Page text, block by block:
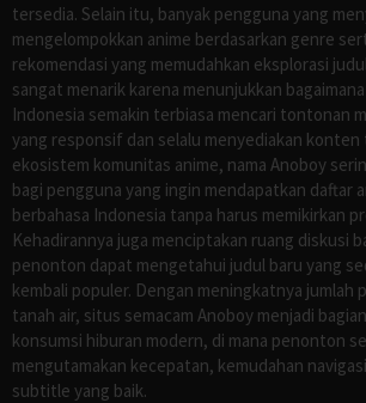
tersedia. Selain itu, banyak pengguna yang
mengelompokkan anime berdasarkan genre
rekomendasi yang memudahkan eksplorasi
sangat menarik karena menunjukkan
Indonesia semakin terbiasa mencari tontonan
yang responsif dan selalu menyediakan konten
ekosistem komunitas anime, nama Anoboy
bagi pengguna yang ingin mendapatkan daftar
berbahasa Indonesia tanpa harus memikirkan
Kehadirannya juga menciptakan ruang diskusi
penonton dapat mengetahui judul baru yang
kembali populer. Dengan meningkatnya jumlah
tanah air, situs semacam Anoboy menjadi
konsumsi hiburan modern, di mana penonton
mengutamakan kecepatan, kemudahan
subtitle yang baik.